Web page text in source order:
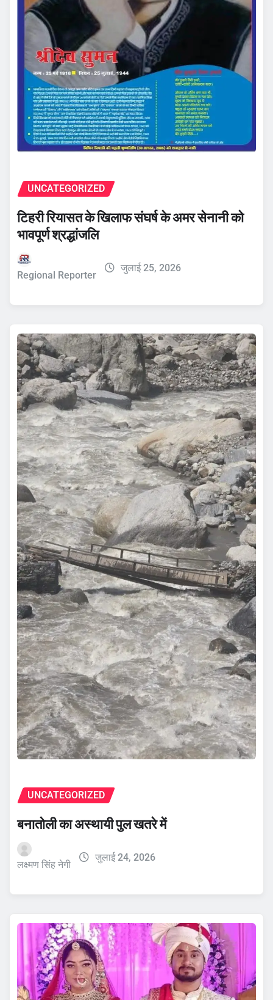
UNCATEGORIZED
टिहरी रियासत के खिलाफ संघर्ष के अमर सेनानी को
भावपूर्ण श्रद्धांजलि
Regional Reporter
जुलाई 25, 2026
UNCATEGORIZED
बनातोली का अस्थायी पुल खतरे में
लक्ष्मण सिंह नेगी
जुलाई 24, 2026